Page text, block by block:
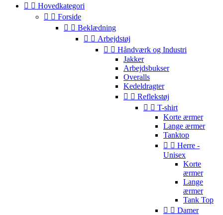
  Hovedkategori
  Forside
  Beklædning
  Arbejdstøj
  Håndværk og Industri
Jakker
Arbejdsbukser
Overalls
Kedeldragter
  Reflekstøj
  T-shirt
Korte ærmer
Lange ærmer
Tanktop
  Herre -
Unisex
Korte
ærmer
Lange
ærmer
Tank Top
  Damer